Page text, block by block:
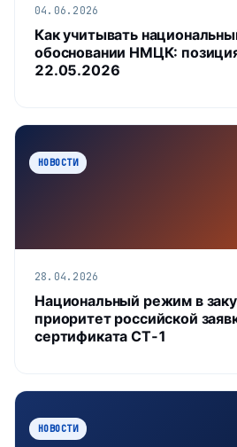
04.06.2026
Как учитывать
обосновании НМЦК:
22.05.2026
НОВОСТИ
28.04.2026
Национальный режим в
приоритет российской
сертификата СТ‑1
НОВОСТИ